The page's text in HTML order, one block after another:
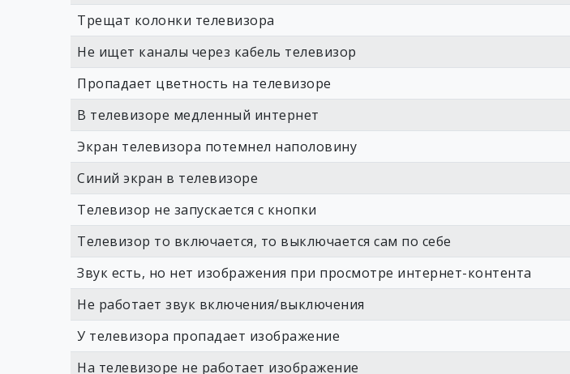
Трещат колонки телевизора
Не ищет каналы через кабель телевизор
Пропадает цветность на телевизоре
В телевизоре медленный интернет
Экран телевизора потемнел наполовину
Синий экран в телевизоре
Телевизор не запускается с кнопки
Телевизор то включается, то выключается сам по себе
Звук есть, но нет изображения при просмотре интернет-контента
Не работает звук включения/выключения
У телевизора пропадает изображение
На телевизоре не работает изображение